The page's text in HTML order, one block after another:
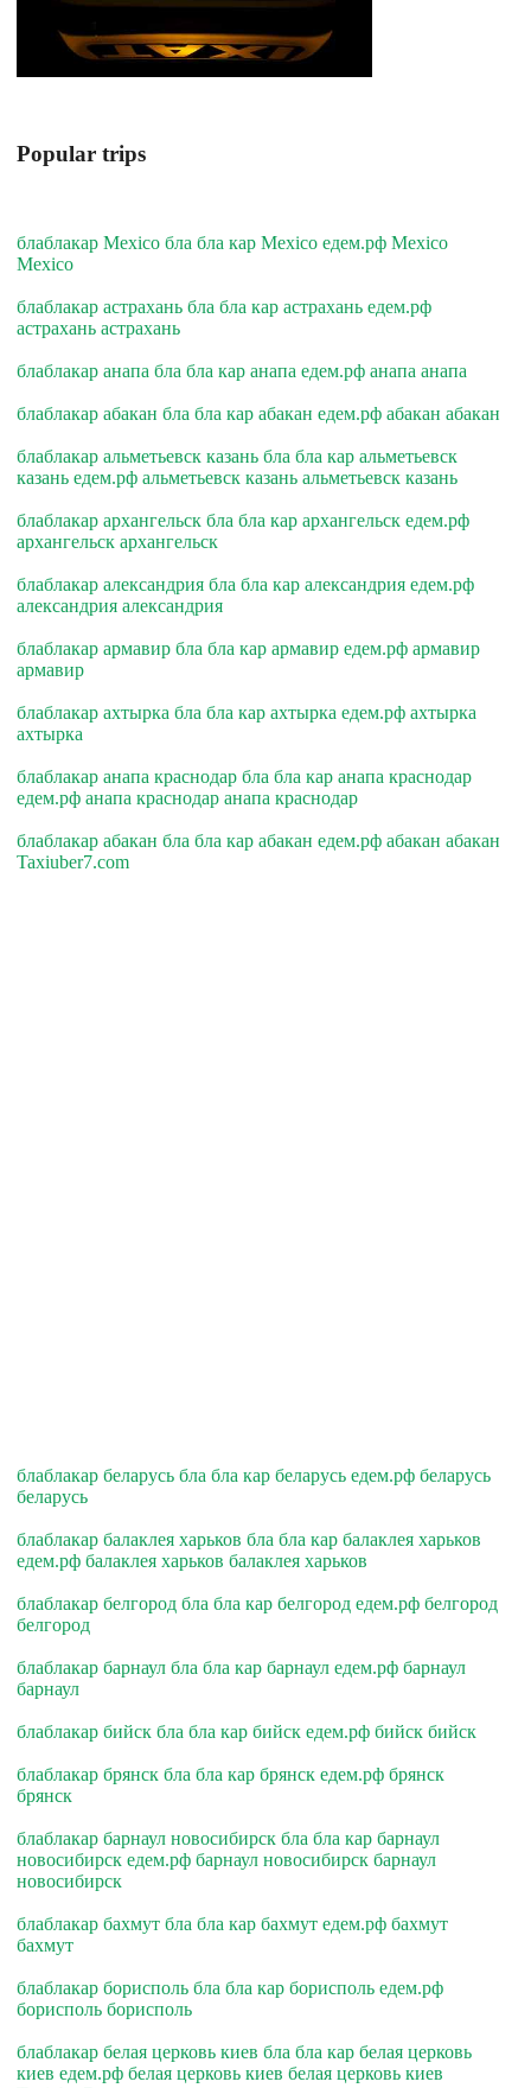
Popular trips
блаблакар Mexico бла бла кар Mexico едем.рф Mexico
Mexico
блаблакар астрахань бла бла кар астрахань едем.рф
астрахань астрахань
блаблакар анапа бла бла кар анапа едем.рф анапа анапа
блаблакар абакан бла бла кар абакан едем.рф абакан абакан
блаблакар альметьевск казань бла бла кар альметьевск
казань едем.рф альметьевск казань альметьевск казань
блаблакар архангельск бла бла кар архангельск едем.рф
архангельск архангельск
блаблакар александрия бла бла кар александрия едем.рф
александрия александрия
блаблакар армавир бла бла кар армавир едем.рф армавир
армавир
блаблакар ахтырка бла бла кар ахтырка едем.рф ахтырка
ахтырка
блаблакар анапа краснодар бла бла кар анапа краснодар
едем.рф анапа краснодар анапа краснодар
блаблакар абакан бла бла кар абакан едем.рф абакан абакан
Taxiuber7.com
блаблакар беларусь бла бла кар беларусь едем.рф беларусь
беларусь
блаблакар балаклея харьков бла бла кар балаклея харьков
едем.рф балаклея харьков балаклея харьков
блаблакар белгород бла бла кар белгород едем.рф белгород
белгород
блаблакар барнаул бла бла кар барнаул едем.рф барнаул
барнаул
блаблакар бийск бла бла кар бийск едем.рф бийск бийск
блаблакар брянск бла бла кар брянск едем.рф брянск
брянск
блаблакар барнаул новосибирск бла бла кар барнаул
новосибирск едем.рф барнаул новосибирск барнаул
новосибирск
блаблакар бахмут бла бла кар бахмут едем.рф бахмут
бахмут
блаблакар борисполь бла бла кар борисполь едем.рф
борисполь борисполь
блаблакар белая церковь киев бла бла кар белая церковь
киев едем.рф белая церковь киев белая церковь киев